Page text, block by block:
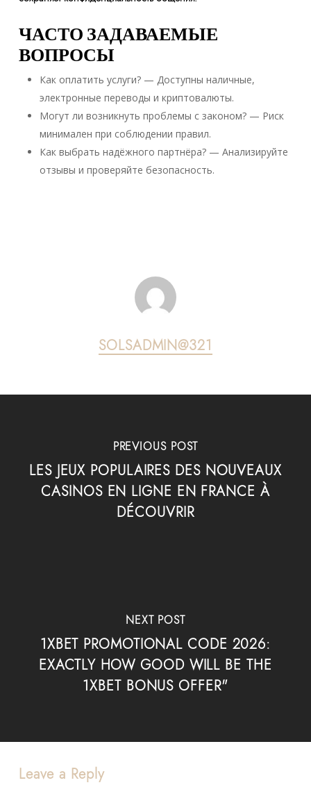
ЧАСТО ЗАДАВАЕМЫЕ
ВОПРОСЫ
Как оплатить услуги? — Доступны наличные,
электронные переводы и криптовалюты.
Могут ли возникнуть проблемы с законом? — Риск
минимален при соблюдении правил.
Как выбрать надёжного партнёра? — Анализируйте
отзывы и проверяйте безопасность.
SOLSADMIN@321
PREVIOUS POST
LES JEUX POPULAIRES DES NOUVEAUX
CASINOS EN LIGNE EN FRANCE À
DÉCOUVRIR
NEXT POST
1XBET PROMOTIONAL CODE 2026:
EXACTLY HOW GOOD WILL BE THE
1XBET BONUS OFFER"
Leave a Reply